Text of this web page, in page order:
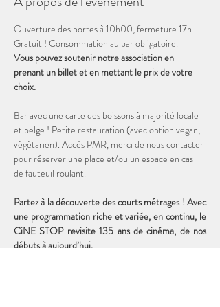
Ouverture des portes à 10h00, fermeture 17h.
Gratuit ! Consommation au bar obligatoire.
Vous pouvez soutenir notre association en
prenant un billet et en mettant le prix de votre
choix.
Bar avec une carte des boissons à majorité locale
et belge ! Petite restauration (avec option vegan,
végétarien). Accès PMR, merci de nous contacter
pour réserver une place et/ou un espace en cas
de fauteuil roulant.
Partez à la découverte des courts métrages ! Avec
une programmation riche et variée, en continu, le
CiNE STOP revisite 135 ans de cinéma, de nos
débuts à aujourd’hui.